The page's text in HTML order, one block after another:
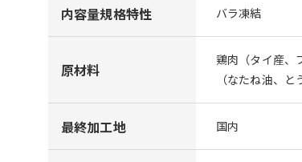
内容量規格特性 バラ凍結
原材料
鶏肉（タイ産、
（なたね油、
最終加工地 国内